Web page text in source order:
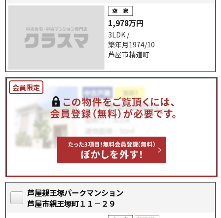
1,978万円
3LDK /
築年月1974/10
芦屋市精道町
芦屋親王塚パークマンション
芦屋市親王塚町１１－２９